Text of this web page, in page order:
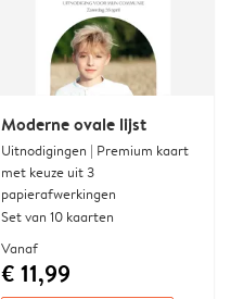
Moderne ovale lijst
Uitnodigingen | Premium kaart
met keuze uit 3
papierafwerkingen
Set van 10 kaarten
Vanaf
€ 11,99